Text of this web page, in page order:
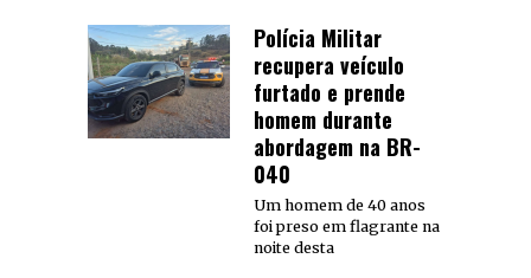
Polícia Militar
recupera veículo
furtado e prende
homem durante
abordagem na BR-
040
Um homem de 40 anos
foi preso em flagrante na
noite desta